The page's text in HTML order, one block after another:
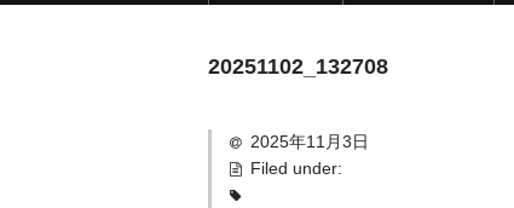
20251102_132708
2025年11月3日
Filed under: